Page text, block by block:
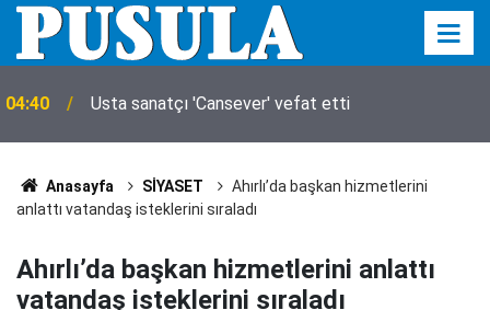
04:40 Usta sanatçı 'Cansever' vefat etti
Anasayfa SİYASET
Ahırlı’da başkan hizmetlerini
anlattı vatandaş isteklerini sıraladı
Ahırlı’da başkan hizmetlerini anlattı
vatandaş isteklerini sıraladı